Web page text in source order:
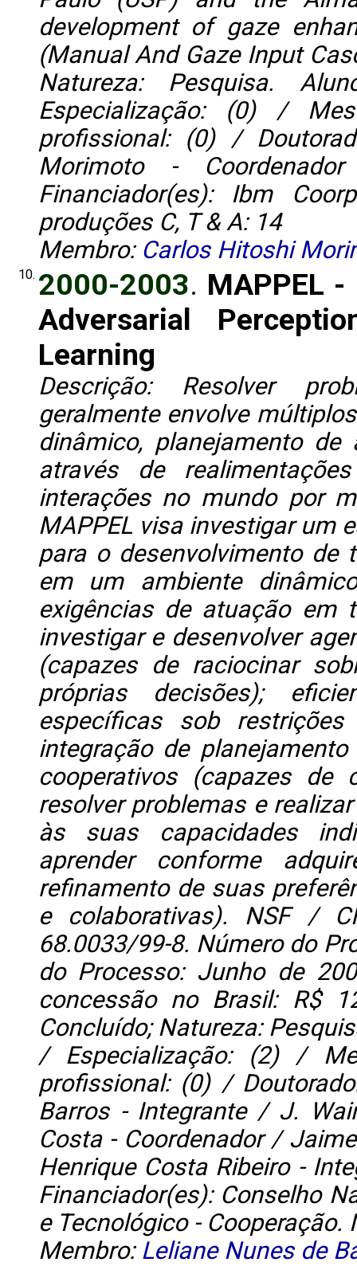
development of gaze
(Manual And Gaze Input
Natureza: Pesquisa.
Especialização: (0) /
profissional: (0) /
Morimoto -
Financiador(es): Ibm
produções C, T & A: 14
Membro: Carlos Hitoshi
10. 2000-2003. MAPPEL
Adversarial
Learning
Descrição: Resolver
geralmente envolve
dinâmico, planejamento de
através de
interações no mundo por
MAPPEL visa investigar um
para o desenvolvimento de
em um ambiente
exigências de atuação em
investigar e desenvolver
(capazes de raciocinar
próprias decisões);
específicas sob
integração de
cooperativos (capazes de
resolver problemas e
às suas capacidades
aprender conforme
refinamento de suas
e colaborativas). NSF /
68.0033/99-8. Número do
do Processo: Junho de
concessão no Brasil: R$
Concluído; Natureza:
/ Especialização: (2) /
profissional: (0) /
Barros - Integrante / J.
Costa - Coordenador /
Henrique Costa Ribeiro -
Financiador(es): Conselho
e Tecnológico - Cooperação.
Membro: Leliane Nunes de